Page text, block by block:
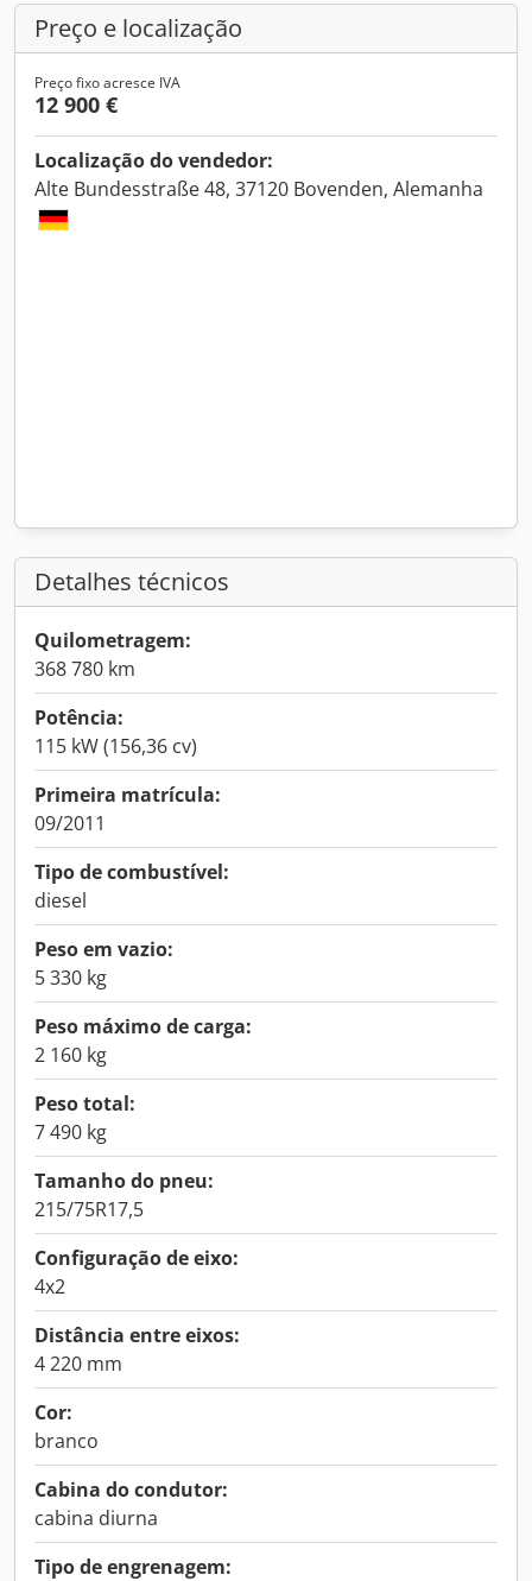
Preço e localização
Preço fixo acresce IVA
12 900 €
Localização do vendedor:
Alte Bundesstraße 48, 37120 Bovenden, Alemanha
Detalhes técnicos
Quilometragem:
368 780 km
Potência:
115 kW (156,36 cv)
Primeira matrícula:
09/2011
Tipo de combustível:
diesel
Peso em vazio:
5 330 kg
Peso máximo de carga:
2 160 kg
Peso total:
7 490 kg
Tamanho do pneu:
215/75R17,5
Configuração de eixo:
4x2
Distância entre eixos:
4 220 mm
Cor:
branco
Cabina do condutor:
cabina diurna
Tipo de engrenagem: